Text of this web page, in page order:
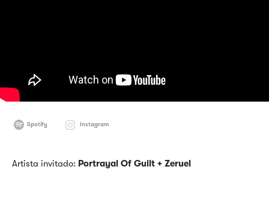
Spotify Instagram
Artista invitado: Portrayal Of Guilt + Zeruel